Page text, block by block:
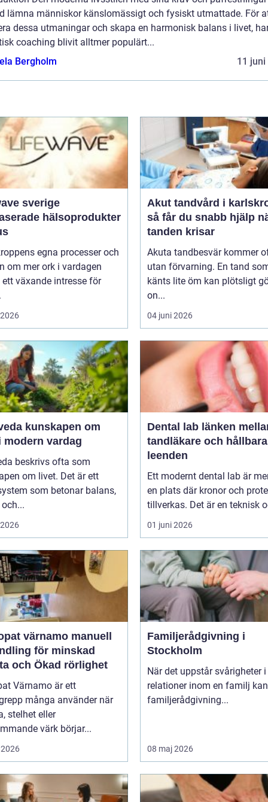
lämna människor känslomässigt och fysiskt utmattade. För
dessa utmaningar och skapa en harmonisk balans i livet,
coaching blivit alltmer populärt...
Bergholm
11 juni
sverige
hälsoprodukter
egna processer och
om mer ork i vardagen
växande intresse för
Akut tandvård i
så får du snabb hjälp
tanden krisar
Akuta tandbesvär kommer
utan förvarning. En tand
känts lite öm kan plötsligt
on...
04 juni 2026
om
modern vardag
beskrivs ofta som
om livet. Det är ett
som betonar balans,
Dental lab länken mellan
tandläkare och hållbara
leenden
Ett modernt dental lab är
en plats där kronor och
tillverkas. Det är en teknisk
01 juni 2026
värnamo manuell
för minskad
och Ökad rörlighet
Värnamo är ett
många använder när
stelhet eller
värk börjar...
Familjerådgivning i
Stockholm
När det uppstår svårigheter i
relationer inom en familj kan
familjerådgivning...
08 maj 2026